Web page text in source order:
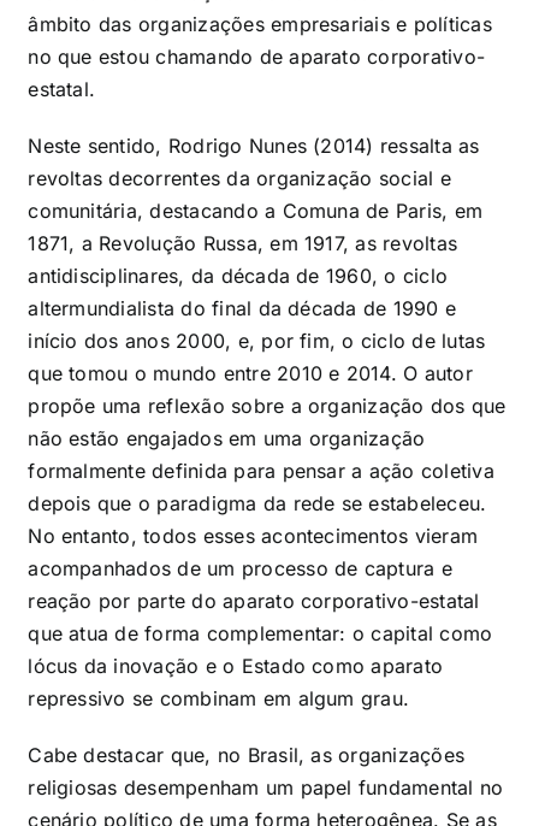
âmbito das organizações empresariais e políticas
no que estou chamando de aparato corporativo-
estatal.
Neste sentido, Rodrigo Nunes (2014) ressalta as
revoltas decorrentes da organização social e
comunitária, destacando a Comuna de Paris, em
1871, a Revolução Russa, em 1917, as revoltas
antidisciplinares, da década de 1960, o ciclo
altermundialista do final da década de 1990 e
início dos anos 2000, e, por fim, o ciclo de lutas
que tomou o mundo entre 2010 e 2014. O autor
propõe uma reflexão sobre a organização dos que
não estão engajados em uma organização
formalmente definida para pensar a ação coletiva
depois que o paradigma da rede se estabeleceu.
No entanto, todos esses acontecimentos vieram
acompanhados de um processo de captura e
reação por parte do aparato corporativo-estatal
que atua de forma complementar: o capital como
lócus da inovação e o Estado como aparato
repressivo se combinam em algum grau.
Cabe destacar que, no Brasil, as organizações
religiosas desempenham um papel fundamental no
cenário político de uma forma heterogênea. Se as